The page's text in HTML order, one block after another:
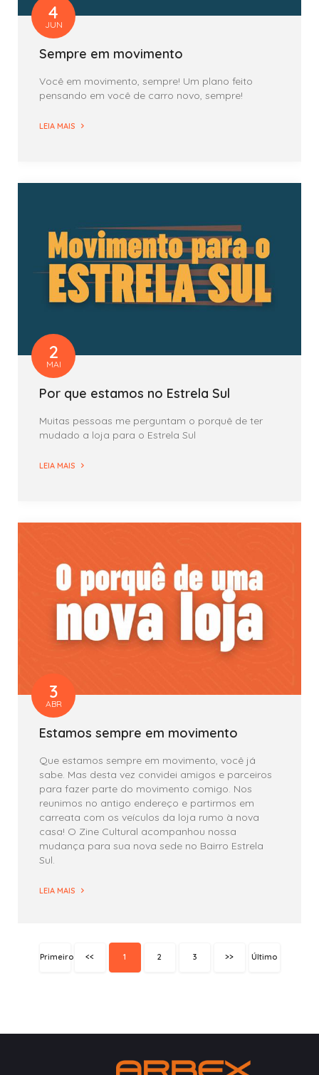
4
JUN
Sempre em movimento
Você em movimento, sempre! Um plano feito
pensando em você de carro novo, sempre!
LEIA MAIS
2
MAI
Por que estamos no Estrela Sul
Muitas pessoas me perguntam o porquê de ter
mudado a loja para o Estrela Sul
LEIA MAIS
3
ABR
Estamos sempre em movimento
Que estamos sempre em movimento, você já
sabe. Mas desta vez convidei amigos e parceiros
para fazer parte do movimento comigo. Nos
reunimos no antigo endereço e partirmos em
carreata com os veículos da loja rumo à nova
casa! O Zine Cultural acompanhou nossa
mudança para sua nova sede no Bairro Estrela
Sul.
LEIA MAIS
Primeiro << 1 2 3 >> Último